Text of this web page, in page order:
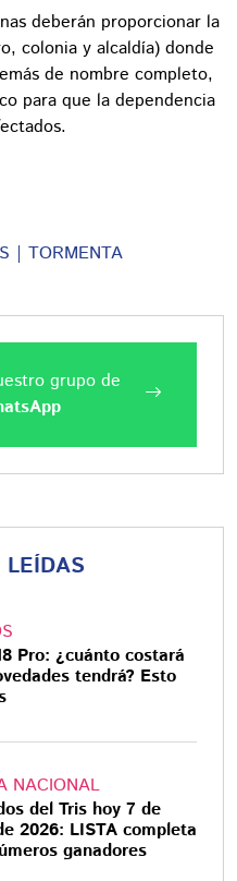
deberán proporcionar la
colonia y alcaldía) donde
de nombre completo,
para que la dependencia
TORMENTA
grupo de
Pro: ¿cuánto costará
tendrá? Esto
NACIONAL
del Tris hoy 7 de
2026: LISTA completa
ganadores